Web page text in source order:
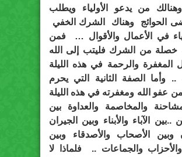
من يدعو الأولياء ويطلب
الحوائج وهناك الشرك الخفي
في الأعمال والأقوال … فمن
خصلة من الشرك فليتب إلى الله
المغفرة والرحمة في هذه الليلة
.. وأما الصفة الثانية التي يحرم
عفو الله ومغفرته في هذه الليلة
والمخاصمة والعداوة بين
..بين الآباء والأبناء وبين الجيران
وبين الأصحاب والأصدقاء وبين
والأحزاب والجماعات .. فلماذا لا